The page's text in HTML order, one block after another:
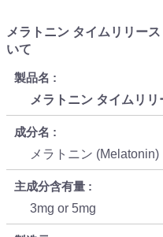
メラトニン タイムリリー
いて
製品名
メラトニン タイムリリ
成分名
メラトニン (Melatonin)
主成分含有量
3mg or 5mg